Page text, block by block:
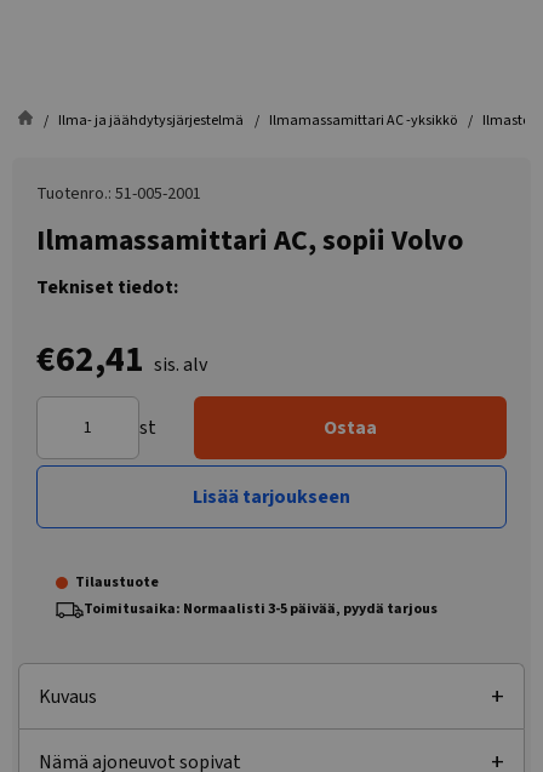
Ilma- ja jäähdytysjärjestelmä Ilmamassamittari AC -yksikkö
Tuotenro.: 51-005-2001
Ilmamassamittari AC, sopii Volvo
Tekniset tiedot:
€62,41 sis. alv
st Ostaa
Lisää tarjoukseen
Tilaustuote
Toimitusaika: Normaalisti 3-5 päivää, pyydä tarjous
Kuvaus
Nämä ajoneuvot sopivat